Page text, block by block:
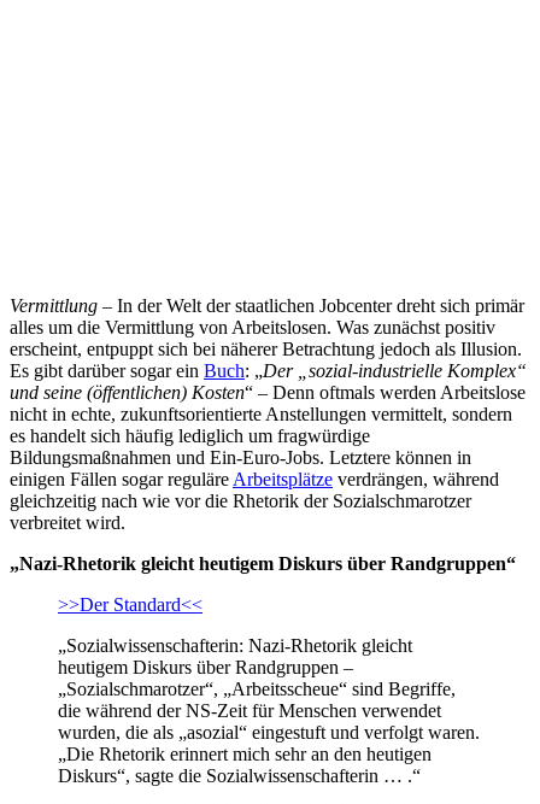
Vermittlung – In der Welt der staatlichen Jobcenter dreht sich primär
alles um die Vermittlung von Arbeitslosen. Was zunächst positiv
erscheint, entpuppt sich bei näherer Betrachtung jedoch als Illusion.
Es gibt darüber sogar ein Buch: „Der „sozial-industrielle Komplex“
und seine (öffentlichen) Kosten“ – Denn oftmals werden Arbeitslose
nicht in echte, zukunftsorientierte Anstellungen vermittelt, sondern
es handelt sich häufig lediglich um fragwürdige
Bildungsmaßnahmen und Ein-Euro-Jobs. Letztere können in
einigen Fällen sogar reguläre Arbeitsplätze verdrängen, während
gleichzeitig nach wie vor die Rhetorik der Sozialschmarotzer
verbreitet wird.
„Nazi-Rhetorik gleicht heutigem Diskurs über Randgruppen“
>>Der Standard<<
„Sozialwissenschafterin: Nazi-Rhetorik gleicht
heutigem Diskurs über Randgruppen –
„Sozialschmarotzer“, „Arbeitsscheue“ sind Begriffe,
die während der NS-Zeit für Menschen verwendet
wurden, die als „asozial“ eingestuft und verfolgt waren.
„Die Rhetorik erinnert mich sehr an den heutigen
Diskurs“, sagte die Sozialwissenschafterin … .“